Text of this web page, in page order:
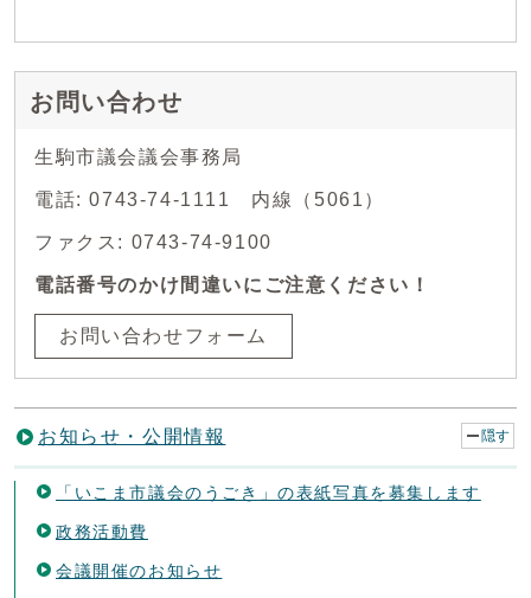
お問い合わせ
生駒市議会議会事務局
電話: 0743-74-1111 内線（5061）
ファクス: 0743-74-9100
電話番号のかけ間違いにご注意ください！
お問い合わせフォーム
お知らせ・公開情報 隠す
「いこま市議会のうごき」の表紙写真を募集します
政務活動費
会議開催のお知らせ